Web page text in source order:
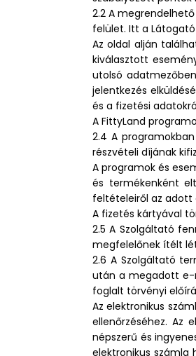
2.2 A
felület. Itt a
Az oldal alján
kiválasztott
utolsó
jelentkezés
és a fizetési
A FittyLand
2.4 A
részvételi díjának
A programok és
és termékenként
feltételeiről az adott
A fizetés kártyával
2.5 A Szolgáltató
megfelelőnek ítélt
2.6 A Szolgáltató
után a megadott e-
foglalt törvényi
Az elektronikus
ellenőrzéséhez. Az
népszerű és
elektronikus számla